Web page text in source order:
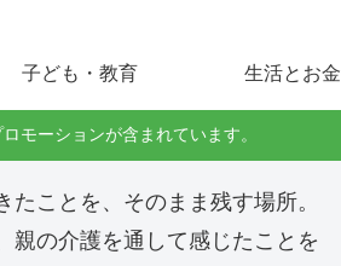
子ども・教育 生活とお金
モーションが含まれています。
たことを、そのまま残す場所。
親の介護を通して感じたことを